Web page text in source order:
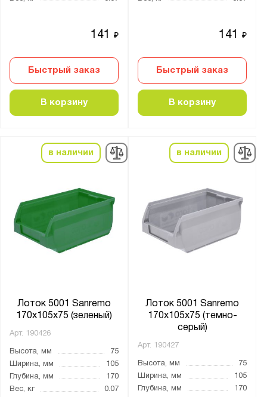
141₽
Быстрый заказ
В корзину
141₽
Быстрый заказ
В корзину
в наличии
Лоток 5001 Sanremo
170x105x75 (зеленый)
Арт. 190426
Высота, мм
75
Ширина, мм
105
Глубина, мм
170
Вес, кг
0.07
в наличии
Лоток 5001 Sanremo
170x105x75 (темно-
серый)
Арт. 190427
Высота, мм
75
Ширина, мм
105
Глубина, мм
170